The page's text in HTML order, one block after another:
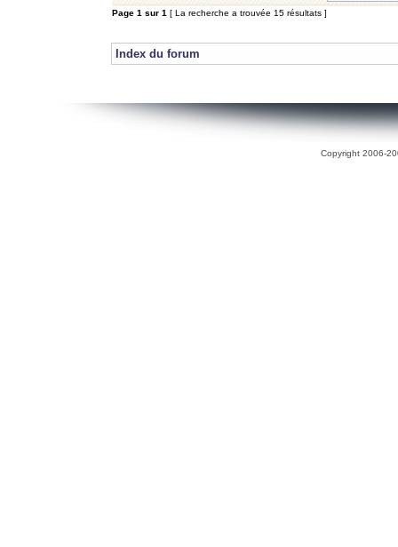
Page 1 sur 1 [ La recherche a trouvée 15 résultats ]
Index du forum
Copyright 2006-